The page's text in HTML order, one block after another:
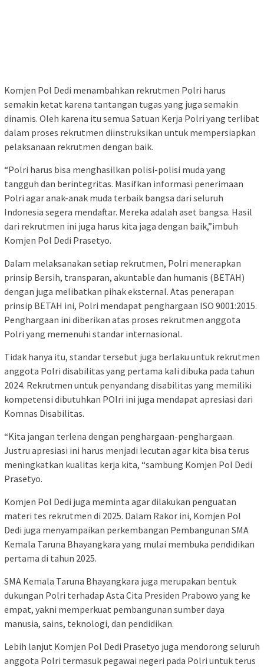
Komjen Pol Dedi menambahkan rekrutmen Polri harus
semakin ketat karena tantangan tugas yang juga semakin
dinamis. Oleh karena itu semua Satuan Kerja Polri yang terlibat
dalam proses rekrutmen diinstruksikan untuk mempersiapkan
pelaksanaan rekrutmen dengan baik.
“Polri harus bisa menghasilkan polisi-polisi muda yang
tangguh dan berintegritas. Masifkan informasi penerimaan
Polri agar anak-anak muda terbaik bangsa dari seluruh
Indonesia segera mendaftar. Mereka adalah aset bangsa. Hasil
dari rekrutmen ini juga harus kita jaga dengan baik,”imbuh
Komjen Pol Dedi Prasetyo.
Dalam melaksanakan setiap rekrutmen, Polri menerapkan
prinsip Bersih, transparan, akuntable dan humanis (BETAH)
dengan juga melibatkan pihak eksternal. Atas penerapan
prinsip BETAH ini, Polri mendapat penghargaan ISO 9001:2015.
Penghargaan ini diberikan atas proses rekrutmen anggota
Polri yang memenuhi standar internasional.
Tidak hanya itu, standar tersebut juga berlaku untuk rekrutmen
anggota Polri disabilitas yang pertama kali dibuka pada tahun
2024. Rekrutmen untuk penyandang disabilitas yang memiliki
kompetensi dibutuhkan POlri ini juga mendapat apresiasi dari
Komnas Disabilitas.
“Kita jangan terlena dengan penghargaan-penghargaan.
Justru apresiasi ini harus menjadi lecutan agar kita bisa terus
meningkatkan kualitas kerja kita, “sambung Komjen Pol Dedi
Prasetyo.
Komjen Pol Dedi juga meminta agar dilakukan penguatan
materi tes rekrutmen di 2025. Dalam Rakor ini, Komjen Pol
Dedi juga menyampaikan perkembangan Pembangunan SMA
Kemala Taruna Bhayangkara yang mulai membuka pendidikan
pertama di tahun 2025.
SMA Kemala Taruna Bhayangkara juga merupakan bentuk
dukungan Polri terhadap Asta Cita Presiden Prabowo yang ke
empat, yakni memperkuat pembangunan sumber daya
manusia, sains, teknologi, dan pendidikan.
Lebih lanjut Komjen Pol Dedi Prasetyo juga mendorong seluruh
anggota Polri termasuk pegawai negeri pada Polri untuk terus